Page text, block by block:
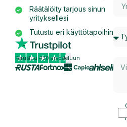
Räätälöity tarjous sinun
yrityksellesi
Tutustu eri käyttötapoihin
Perustuu 430 arvosteluun